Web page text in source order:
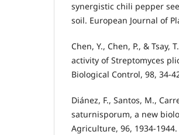
synergistic chili pepper
soil. European Journal of
Chen, Y., Chen, P., &
activity of Streptomyces
Biological Control, 98, 34-
Diánez, F., Santos, M.,
saturnisporum, a new
Agriculture, 96, 1934-1944.